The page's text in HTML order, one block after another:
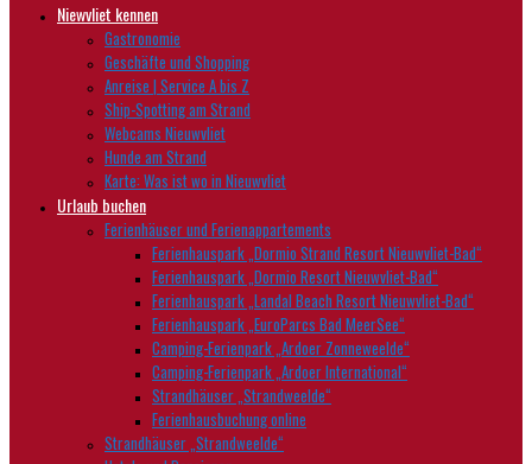
Niewvliet kennen
Gastronomie
Geschäfte und Shopping
Anreise | Service A bis Z
Ship-Spotting am Strand
Webcams Nieuwvliet
Hunde am Strand
Karte: Was ist wo in Nieuwvliet
Urlaub buchen
Ferienhäuser und Ferienappartements
Ferienhauspark „Dormio Strand Resort Nieuwvliet-Bad“
Ferienhauspark „Dormio Resort Nieuwvliet-Bad“
Ferienhauspark „Landal Beach Resort Nieuwvliet-Bad“
Ferienhauspark „EuroParcs Bad MeerSee“
Camping-Ferienpark „Ardoer Zonneweelde“
Camping-Ferienpark „Ardoer International“
Strandhäuser „Strandweelde“
Ferienhausbuchung online
Strandhäuser „Strandweelde“